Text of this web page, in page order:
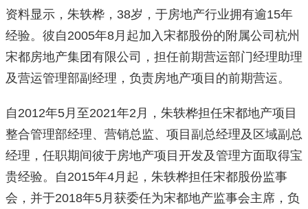
资料显示，朱轶桦，38岁，于房地产行业拥有逾15年
经验。彼自2005年8月起加入宋都股份的附属公司杭州
宋都房地产集团有限公司，担任前期营运部门经理助理
及营运管理部副经理，负责房地产项目的前期营运。
自2012年5月至2021年2月，朱轶桦担任宋都地产项目
整合管理部经理、营销总监、项目副总经理及区域副总
经理，任职期间彼于房地产项目开发及管理方面取得宝
贵经验。自2015年4月起，朱轶桦担任宋都股份监事
会，并于2018年5月获委任为宋都地产监事会主席，负